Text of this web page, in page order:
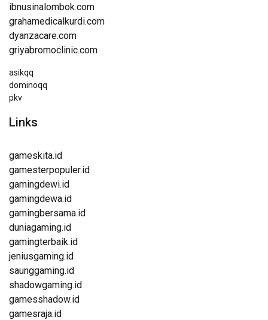
ibnusinalombok.com
grahamedicalkurdi.com
dyanzacare.com
griyabromoclinic.com
asikqq
dominoqq
pkv
Links
gameskita.id
gamesterpopuler.id
gamingdewi.id
gamingdewa.id
gamingbersama.id
duniagaming.id
gamingterbaik.id
jeniusgaming.id
saunggaming.id
shadowgaming.id
gamesshadow.id
gamesraja.id